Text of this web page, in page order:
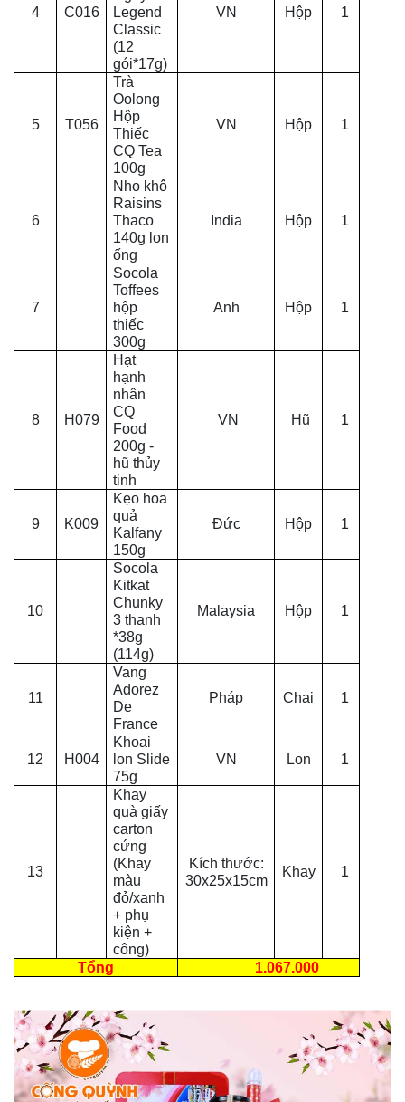
4 C016
Legend
Classic
(12
gói*17g)
VN Hộp 1
5 T056
Trà
Oolong
Hộp
Thiếc
CQ Tea
100g
VN Hộp 1
6
Nho khô
Raisins
Thaco
140g lon
ống
India Hộp 1
7
Socola
Toffees
hộp
thiếc
300g
Anh Hộp 1
8 H079
Hạt
hạnh
nhân
CQ
Food
200g -
hũ thủy
tinh
VN Hũ 1
9 K009
Kẹo hoa
quả
Kalfany
150g
Đức Hộp 1
10
Socola
Kitkat
Chunky
3 thanh
*38g
(114g)
Malaysia Hộp 1
11
Vang
Adorez
De
France
Pháp Chai 1
12 H004
Khoai
lon Slide
75g
VN Lon 1
13
Khay
quà giấy
carton
cứng
(Khay
màu
đỏ/xanh
+ phụ
kiện +
công)
Kích thước:
30x25x15cm
Khay 1
Tổng 1.067.000